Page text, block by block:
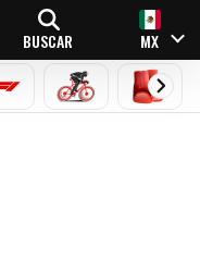
BUSCAR MX
FÓRMULA 1CICLISMOBOXEO